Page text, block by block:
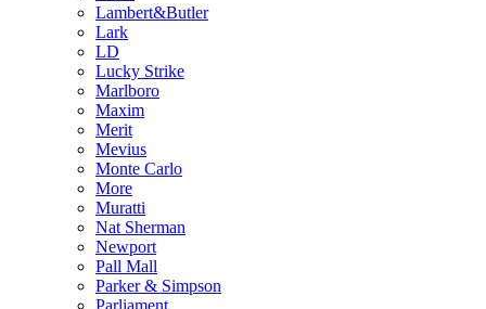
Lambert&Butler
Lark
LD
Lucky Strike
Marlboro
Maxim
Merit
Mevius
Monte Carlo
More
Muratti
Nat Sherman
Newport
Pall Mall
Parker & Simpson
Parliament